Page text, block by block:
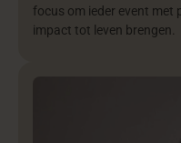
focus om ieder event met
impact tot leven brengen.